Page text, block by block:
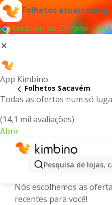
Folhetos atuais
Adicionar ao Chrome -
App Kimbino
Todas as ofertas num só
(14,1 mil avaliações)
Abrir
Pesquisa de lojas,
Folhetos Sacavém
Sacavém -
Nós escolhemos as
recentes para você!